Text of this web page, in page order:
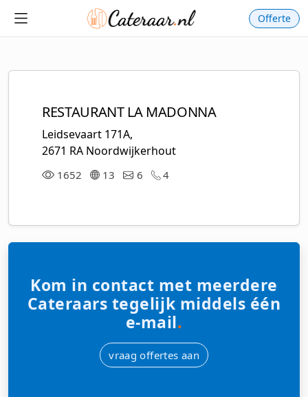
Offerte
RESTAURANT LA MADONNA
Leidsevaart 171A,
2671 RA Noordwijkerhout
1652 13 6 4
Kom in contact met meerdere
Cateraars tegelijk middels één
e-mail.
vraag offertes aan